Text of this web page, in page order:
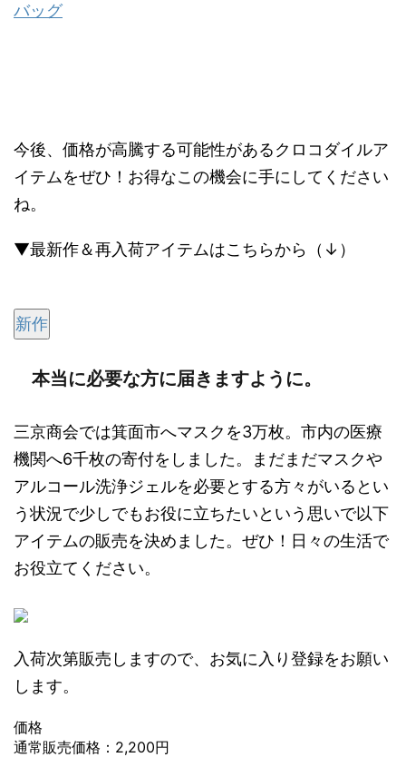
バッグ
今後、価格が高騰する可能性があるクロコダイルア
イテムをぜひ！お得なこの機会に手にしてください
ね。
▼最新作＆再入荷アイテムはこちらから（↓）
新作
本当に必要な方に届きますように。
三京商会では箕面市へマスクを3万枚。市内の医療
機関へ6千枚の寄付をしました。まだまだマスクや
アルコール洗浄ジェルを必要とする方々がいるとい
う状況で少しでもお役に立ちたいという思いで以下
アイテムの販売を決めました。ぜひ！日々の生活で
お役立てください。
入荷次第販売しますので、お気に入り登録をお願い
します。
価格
通常販売価格：2,200円